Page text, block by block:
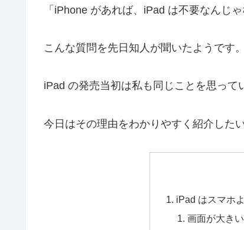
「iPhone があれば、iPad は不要なんじゃ
こんな質問を先日知人が聞いたようです。
iPad の発売当初は私も同じことを思って
今日はその理由をわかりやすく紹介した
iPad はスマホ
画面が大き